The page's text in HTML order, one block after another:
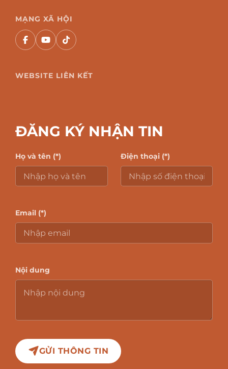
MẠNG XÃ HỘI
WEBSITE LIÊN KẾT
ĐĂNG KÝ NHẬN TIN
Họ và tên (*) Điện thoại (*)
Email (*)
Nội dung
GỬI THÔNG TIN